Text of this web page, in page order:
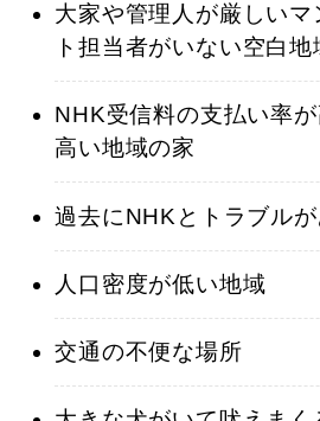
大家や管理人が厳しい
ト担当者がいない空白
NHK受信料の支払い率
高い地域の家
過去にNHKとトラブル
人口密度が低い地域
交通の不便な場所